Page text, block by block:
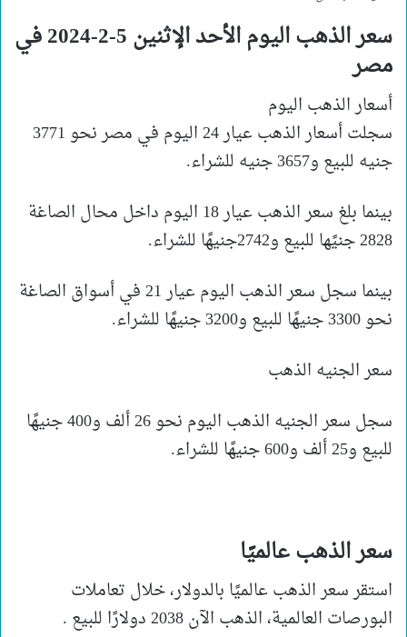
سعر الذهب اليوم الأحد الإثنين 5-2-2024 في
مصر
أسعار الذهب اليوم
سجلت أسعار الذهب عيار 24 اليوم في مصر نحو 3771
جنيه للبيع و3657 جنيه للشراء.
بينما بلغ سعر الذهب عيار 18 اليوم داخل محال الصاغة
2828 جنيًها للبيع و2742جنيهًا للشراء.
بينما سجل سعر الذهب اليوم عيار 21 في أسواق الصاغة
نحو 3300 جنيهًا للبيع و3200 جنيهًا للشراء.
سعر الجنيه الذهب
سجل سعر الجنيه الذهب اليوم نحو 26 ألف و400 جنيهًا
للبيع و25 ألف و600 جنيهًا للشراء.
سعر الذهب عالميًا
استقر سعر الذهب عالميًا بالدولار، خلال تعاملات
البورصات العالمية، الذهب الآن 2038 دولارًا للبيع .